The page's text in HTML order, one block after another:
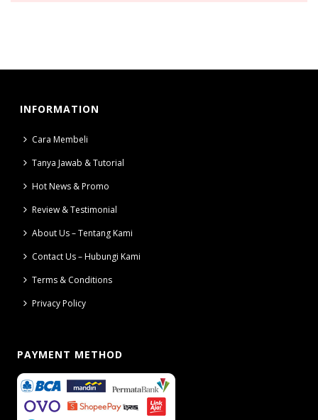
INFORMATION
Cara Membeli
Tanya Jawab & Tutorial
Hot News & Promo
Review & Testimonial
About Us – Tentang Kami
Contact Us – Hubungi Kami
Terms & Conditions
Privacy Policy
PAYMENT METHOD